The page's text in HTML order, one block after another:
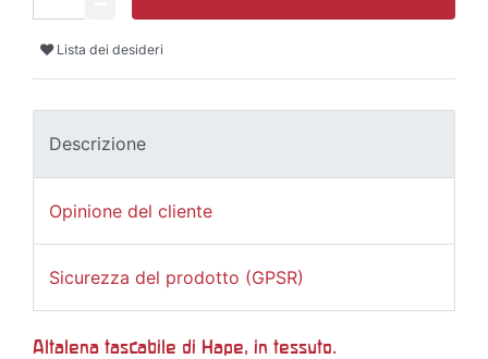
Lista dei desideri
Descrizione
Opinione del cliente
Sicurezza del prodotto (GPSR)
Altalena tascabile di Hape, in tessuto.